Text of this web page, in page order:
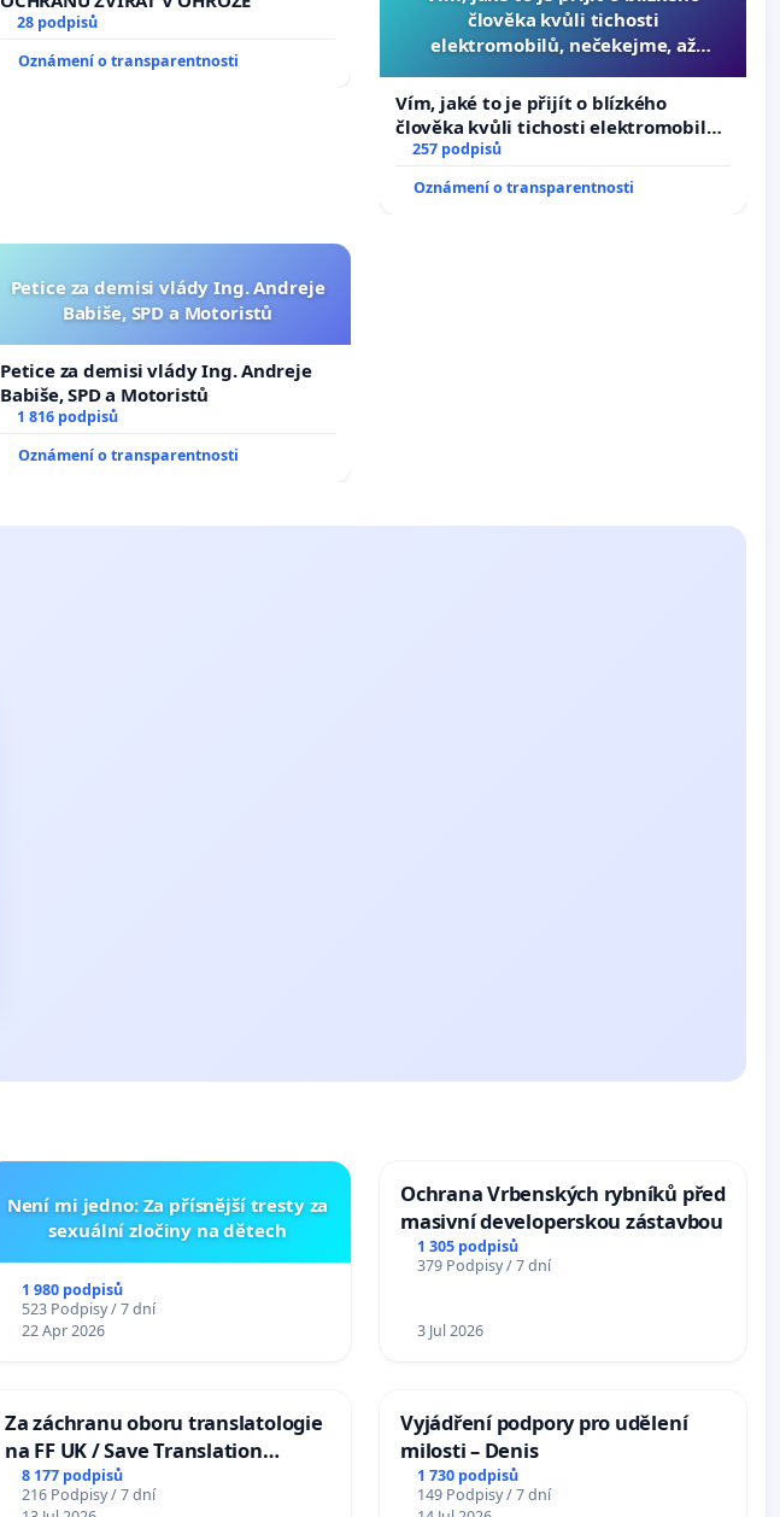
28 podpisů
Oznámení o transparentnosti
člověka kvůli tichosti
elektromobilů, nečekejme, až
auta!
Vím, jaké to je přijít o blízkého
člověka kvůli tichosti elektromobilů,
nečekejme, až přibydou další,
257 podpisů
Oznámení o transparentnosti
Petice za demisi vlády Ing. Andreje
Babiše, SPD a Motoristů
Petice za demisi vlády Ing. Andreje
Babiše, SPD a Motoristů
1 816 podpisů
Oznámení o transparentnosti
Není mi jedno: Za přísnější tresty za
sexuální zločiny na dětech
1 980 podpisů
523 Podpisy / 7 dní
22 Apr 2026
Ochrana Vrbenských rybníků před
masivní developerskou zástavbou
1 305 podpisů
379 Podpisy / 7 dní
3 Jul 2026
Za záchranu oboru translatologie
na FF UK / Save Translation
Studies at the Faculty of Arts,
Charles University
8 177 podpisů
216 Podpisy / 7 dní
Vyjádření podpory pro udělení
milosti – Denis
1 730 podpisů
149 Podpisy / 7 dní